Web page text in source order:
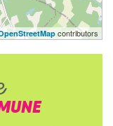
contributors